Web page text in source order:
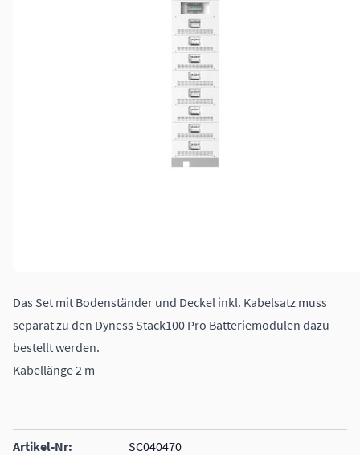
Das Set mit Bodenständer und Deckel inkl. Kabelsatz muss
separat zu den Dyness Stack100 Pro Batteriemodulen dazu
bestellt werden.
Kabellänge 2 m
Artikel-Nr: SC040470